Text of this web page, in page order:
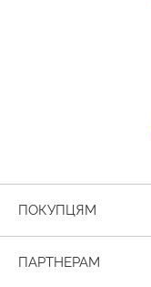
ПОКУПЦЯМ
ПАРТНЕРАМ